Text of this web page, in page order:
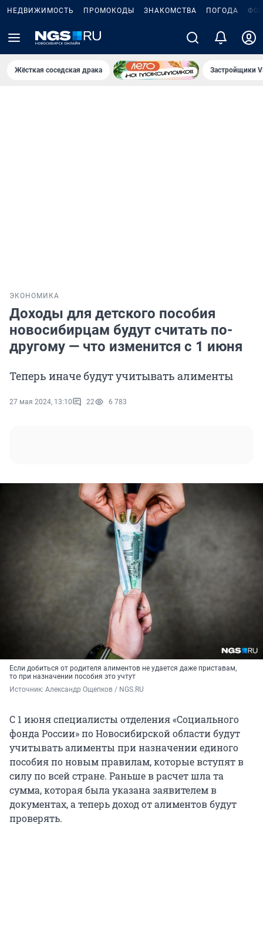
НЕДВИЖИМОСТЬ ПРОМОКОДЫ ЗНАКОМСТВА ПОГОДА
Жёсткая соседская драка Застройщики
ЭКОНОМИКА
Доходы для детского пособия
новосибирцам будут считать по-
другому — что изменится с 1 июня
Теперь иначе будут учитывать алименты
27 мая 2024, 13:10 22 6 783
Если добиться от родителя алиментов не удается даже приставам,
то при назначении пособия это учтут
Источник: Александр Ощепков / NGS.RU
С 1 июня специалисты отделения «Социального
фонда России» по Новосибирской области будут
учитывать алименты при назначении единого
пособия по новым правилам, которые вступят в
силу по всей стране. Раньше в расчет шла та
сумма, которая была указана заявителем в
документах, а теперь доход от алиментов будут
проверять.